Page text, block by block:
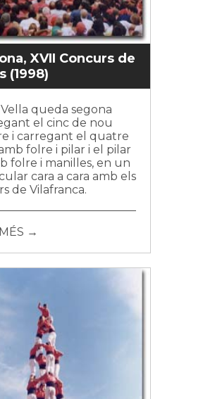
XVII Concurs de
(1998)
Vella queda segona
el cinc de nou
i carregant el quatre
folre i pilar i el pilar
folre i manilles, en un
cara a cara amb els
de Vilafranca.
→